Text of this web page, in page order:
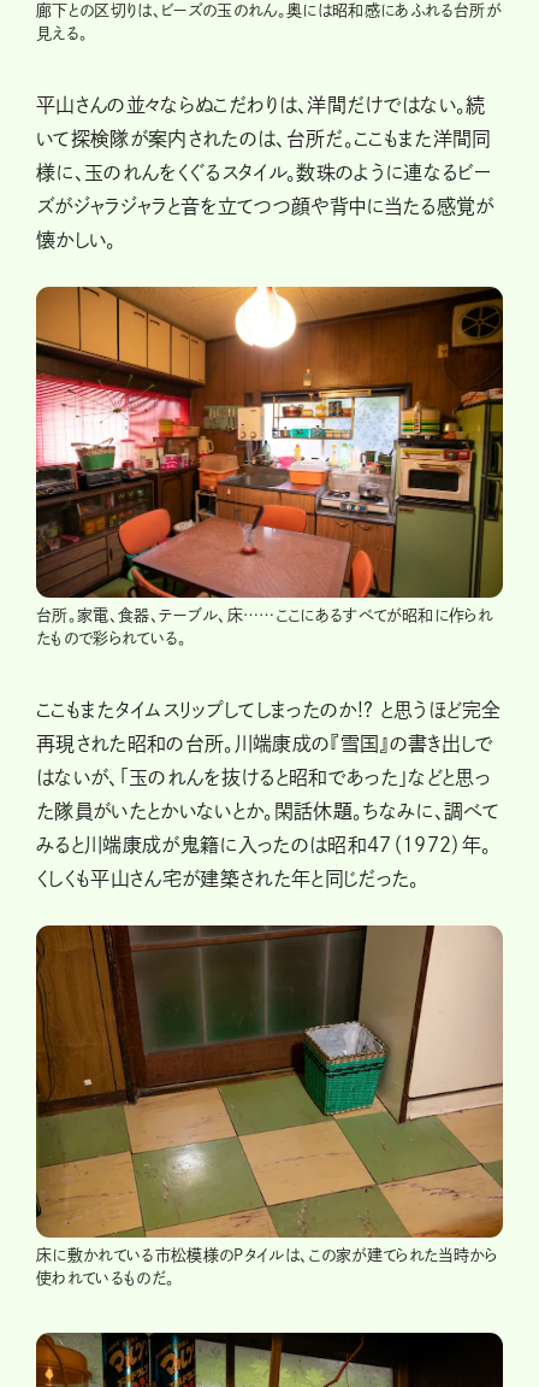
廊下との区切りは、ビーズの玉のれん。奥には昭和感にあふれる台所が
見える。
平山さんの並々ならぬこだわりは、洋間だけではない。続
いて探検隊が案内されたのは、台所だ。ここもまた洋間同
様に、玉のれんをくぐるスタイル。数珠のように連なるビー
ズがジャラジャラと音を立てつつ顔や背中に当たる感覚が
懐かしい。
台所。家電、食器、テーブル、床……ここにあるすべてが昭和に作られ
たもので彩られている。
ここもまたタイムスリップしてしまったのか!? と思うほど完全
再現された昭和の台所。川端康成の『雪国』の書き出しで
はないが、「玉のれんを抜けると昭和であった」などと思っ
た隊員がいたとかいないとか。閑話休題。ちなみに、調べて
みると川端康成が鬼籍に入ったのは昭和47（1972）年。
くしくも平山さん宅が建築された年と同じだった。
床に敷かれている市松模様のPタイルは、この家が建てられた当時から
使われているものだ。